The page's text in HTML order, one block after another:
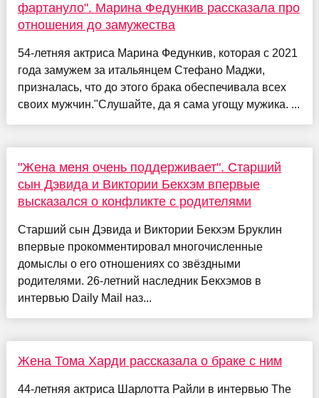
фартануло". Марина Федункив рассказала про
отношения до замужества
54-летняя актриса Марина Федункив, которая с 2021
года замужем за итальянцем Стефано Маджи,
призналась, что до этого брака обеспечивала всех
своих мужчин."Слушайте, да я сама угощу мужика. ...
"Жена меня очень поддерживает". Старший
сын Дэвида и Виктории Бекхэм впервые
высказался о конфликте с родителями
Старший сын Дэвида и Виктории Бекхэм Бруклин
впервые прокомментировал многочисленные
домыслы о его отношениях со звёздными
родителями. 26-летний наследник Бекхэмов в
интервью Daily Mail наз...
Жена Тома Харди рассказала о браке с ним
44-летняя актриса Шарлотта Райли в интервью The